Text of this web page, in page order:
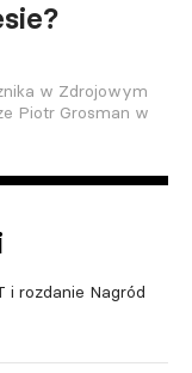
w Zdrojowym
Piotr Grosman w
i rozdanie Nagród